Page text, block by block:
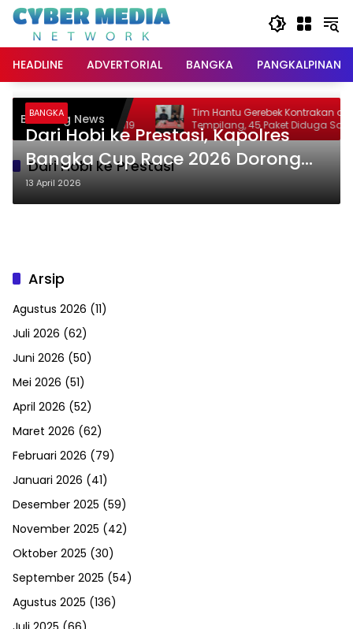
Langsung
konten
HEADLINE
ADVERTORIAL BANGKA PANGKALPINANG
Breaking News
Korban
Gandeng PSC 119
Tim Hantu Gerebek Kontrakan di
Tempilang, 45 Paket Diduga Sabu
Dari Hobi ke Prestasi
BANGKA
Dari Hobi ke Prestasi, Kapolres
Bangka Cup Race 2026 Dorong
Pembalap Naik Kelas
13 April 2026
Arsip
Agustus 2026 (11)
Juli 2026 (62)
Juni 2026 (50)
Mei 2026 (51)
April 2026 (52)
Maret 2026 (62)
Februari 2026 (79)
Januari 2026 (41)
Desember 2025 (59)
November 2025 (42)
Oktober 2025 (30)
September 2025 (54)
Agustus 2025 (136)